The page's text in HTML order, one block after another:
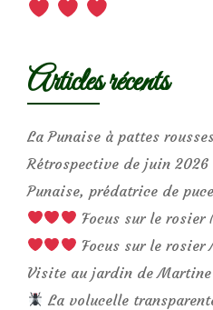
Articles récents
La Punaise à pattes
Rétrospective de juin
Punaise, prédatrice de
Focus sur le rosier
Focus sur le rosier
Visite au jardin de
La volucelle